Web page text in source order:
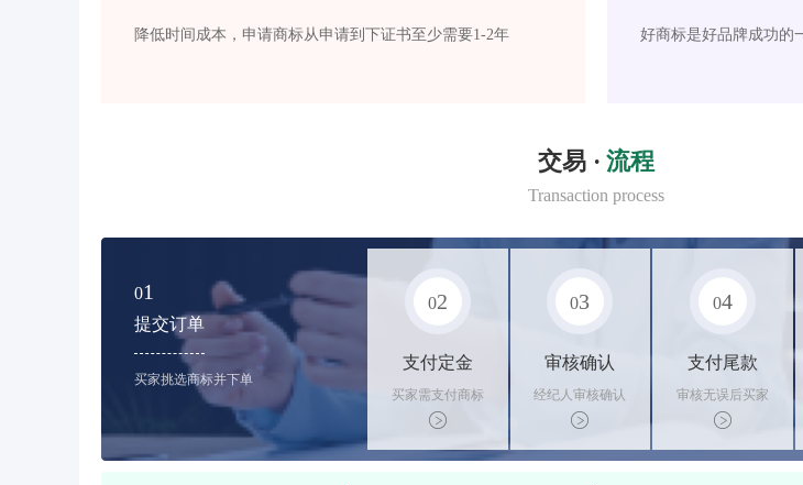
降低时间成本，申请商标从申请到下证书至少需要1-2年 好商标是好品牌成功的
交易 · 流程
Transaction process
01
提交订单
买家挑选商标并下单
02
支付定金
买家需支付商标
标价的10%的购
买订金
03
审核确认
经纪人审核确认
商标状态
04
支付尾款
审核无误后买家
支付尾款，卖家
办理相关手续